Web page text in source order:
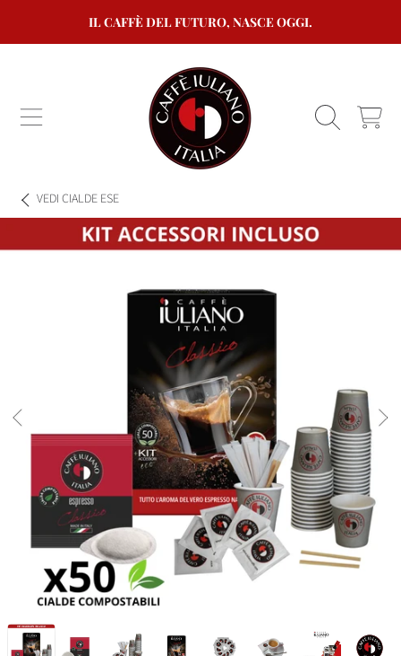
VAI AL CONTENUTO
IL CAFFÈ DEL FUTURO, NASCE OGGI.
CARRELLO
VEDI CIALDE ESE
VAI ALLE INFORMAZIONI SUL PRODOTTO